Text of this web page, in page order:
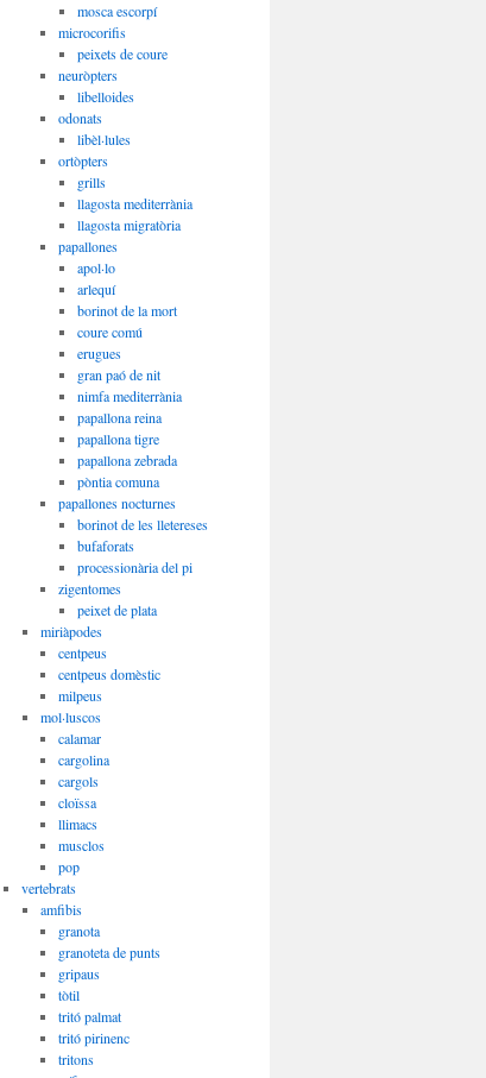
mosca escorpí
microcorifis
peixets de coure
neuròpters
libelloides
odonats
libèl·lules
ortòpters
grills
llagosta mediterrània
llagosta migratòria
papallones
apol·lo
arlequí
borinot de la mort
coure comú
erugues
gran paó de nit
nimfa mediterrània
papallona reina
papallona tigre
papallona zebrada
pòntia comuna
papallones nocturnes
borinot de les lletereses
bufaforats
processionària del pi
zigentomes
peixet de plata
miriàpodes
centpeus
centpeus domèstic
milpeus
mol·luscos
calamar
cargolina
cargols
cloïssa
llimacs
musclos
pop
vertebrats
amfibis
granota
granoteta de punts
gripaus
tòtil
tritó palmat
tritó pirinenc
tritons